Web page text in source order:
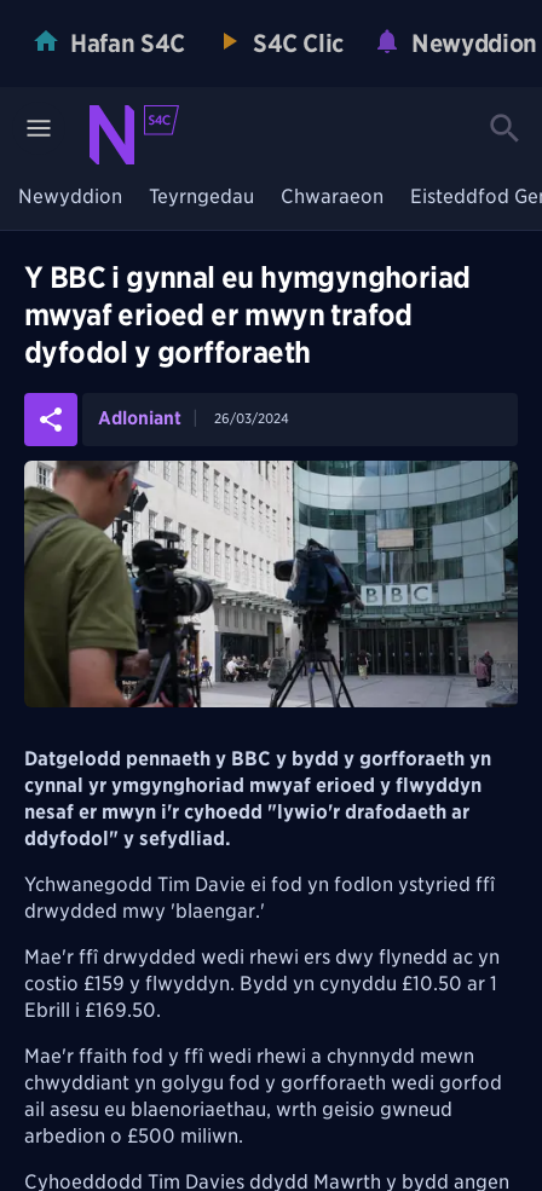
Hafan S4C S4C Clic Newyddion
Newyddion Teyrngedau Chwaraeon Eisteddfod
Y BBC i gynnal eu hymgynghoriad
mwyaf erioed er mwyn trafod
dyfodol y gorfforaeth
Adloniant 26/03/2024
Datgelodd pennaeth y BBC y bydd y gorfforaeth yn
cynnal yr ymgynghoriad mwyaf erioed y flwyddyn
nesaf er mwyn i'r cyhoedd "lywio'r drafodaeth ar
ddyfodol" y sefydliad.
Ychwanegodd Tim Davie ei fod yn fodlon ystyried ffî
drwydded mwy 'blaengar.'
Mae'r ffî drwydded wedi rhewi ers dwy flynedd ac yn
costio £159 y flwyddyn. Bydd yn cynyddu £10.50 ar 1
Ebrill i £169.50.
Mae'r ffaith fod y ffî wedi rhewi a chynnydd mewn
chwyddiant yn golygu fod y gorfforaeth wedi gorfod
ail asesu eu blaenoriaethau, wrth geisio gwneud
arbedion o £500 miliwn.
Cyhoeddodd Tim Davies ddydd Mawrth y bydd angen